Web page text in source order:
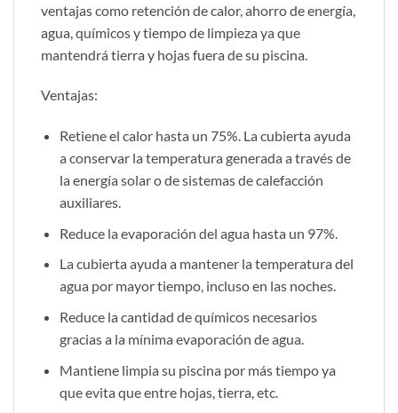
ventajas como retención de calor, ahorro de energía,
agua, químicos y tiempo de limpieza ya que
mantendrá tierra y hojas fuera de su piscina.
Ventajas:
Retiene el calor hasta un 75%. La cubierta ayuda
a conservar la temperatura generada a través de
la energía solar o de sistemas de calefacción
auxiliares.
Reduce la evaporación del agua hasta un 97%.
La cubierta ayuda a mantener la temperatura del
agua por mayor tiempo, incluso en las noches.
Reduce la cantidad de químicos necesarios
gracias a la mínima evaporación de agua.
Mantiene limpia su piscina por más tiempo ya
que evita que entre hojas, tierra, etc.